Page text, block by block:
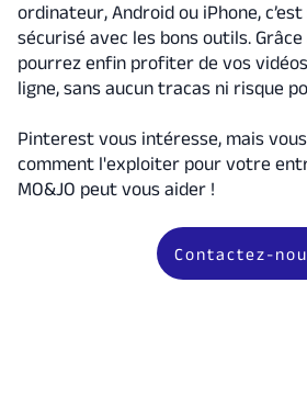
ordinateur, Android ou iPhone,
sécurisé avec les bons outils.
pourrez enfin profiter de vos
ligne, sans aucun tracas ni risque
Pinterest vous intéresse, mais
comment l'exploiter pour votre
MO&JO peut vous aider !
Contactez-